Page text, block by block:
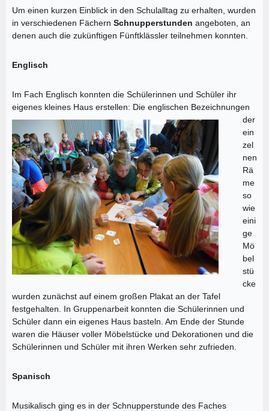
Um einen kurzen Einblick in den Schulalltag zu erhalten, wurden
in verschiedenen Fächern Schnupperstunden angeboten, an
denen auch die zukünftigen Fünftklässler teilnehmen konnten.
Englisch
Im Fach Englisch konnten die Schülerinnen und Schüler ihr
eigenes kleines Haus erstellen: Die englischen Bezeichnungen
der
ein
zel
nen
Rä
me
so
wie
eini
ge
Mö
bel
stü
cke
wurden zunächst auf einem großen Plakat an der Tafel
festgehalten. In Gruppenarbeit konnten die Schülerinnen und
Schüler dann ein eigenes Haus basteln. Am Ende der Stunde
waren die Häuser voller Möbelstücke und Dekorationen und die
Schülerinnen und Schüler mit ihren Werken sehr zufrieden.
Spanisch
Musikalisch ging es in der Schnupperstunde des Faches